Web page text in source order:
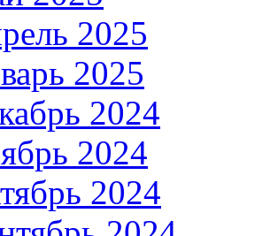
2025
2025
2024
2024
2024